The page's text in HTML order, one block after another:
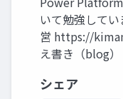
いて勉強して
営 https://
え書き（blog
シェア